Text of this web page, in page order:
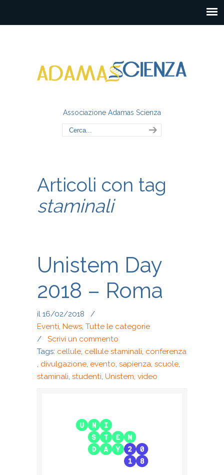
Associazione Adamas Scienza
Articoli con tag
staminali
Unistem Day
2018 – Roma
il 16/02/2018
/
Eventi, News, Tutte le categorie
/ Scrivi un commento
Tags: cellule, cellule staminali, conferenza
, divulgazione, evento, sapienza, scuole,
staminali, studenti, Unistem, video